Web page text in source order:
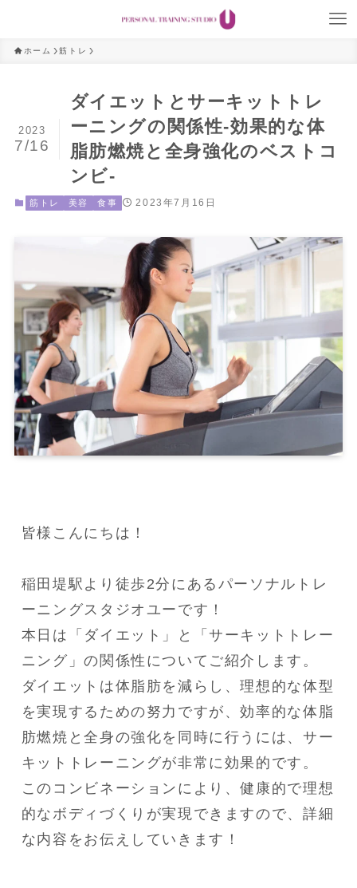
ホーム 筋トレ
ダイエットとサーキットトレ
ーニングの関係性-効果的な体
脂肪燃焼と全身強化のベストコ
ンビ-
2023
7/16
筋トレ 美容 食事 2023年7月16日
皆様こんにちは！
稲田堤駅より徒歩2分にあるパーソナルトレ
ーニングスタジオユーです！
本日は「ダイエット」と「サーキットトレー
ニング」の関係性についてご紹介します。
ダイエットは体脂肪を減らし、理想的な体型
を実現するための努力ですが、効率的な体脂
肪燃焼と全身の強化を同時に行うには、サー
キットトレーニングが非常に効果的です。
このコンビネーションにより、健康的で理想
的なボディづくりが実現できますので、詳細
な内容をお伝えしていきます！